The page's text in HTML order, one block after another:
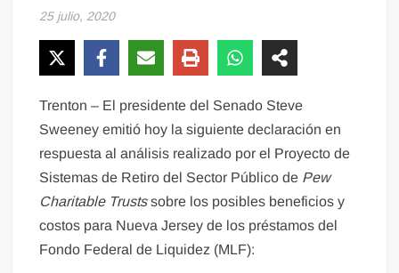
25 julio, 2020
Trenton – El presidente del Senado Steve
Sweeney emitió hoy la siguiente declaración en
respuesta al análisis realizado por el Proyecto de
Sistemas de Retiro del Sector Público de Pew
Charitable Trustssobre los posibles beneficios y
costos para Nueva Jersey de los préstamos del
Fondo Federal de Liquidez (MLF):